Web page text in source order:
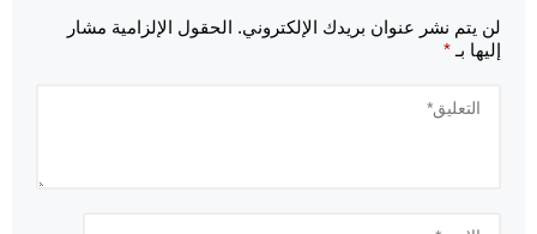
لن يتم نشر عنوان بريدك الإلكتروني. الحقول الإلزامية مشار
إليها بـ *